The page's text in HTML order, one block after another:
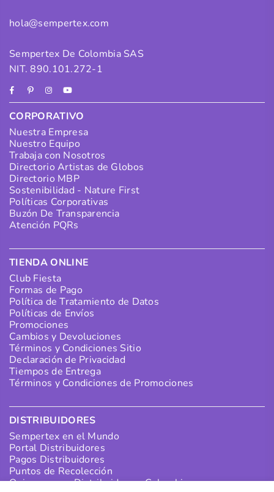
hola@sempertex.com
Sempertex De Colombia SAS
NIT. 890.101.272-1
FacebookPinterestInstagram
YouTube
CORPORATIVO
Nuestra Empresa
Nuestro Equipo
Trabaja con Nosotros
Directorio Artistas de Globos
Directorio MBP
Sostenibilidad - Nature First
Políticas Corporativas
Buzón De Transparencia
Atención PQRs
TIENDA ONLINE
Club Fiesta
Formas de Pago
Política de Tratamiento de Datos
Políticas de Envíos
Promociones
Cambios y Devoluciones
Términos y Condiciones Sitio
Declaración de Privacidad
Tiempos de Entrega
Términos y Condiciones de Promociones
DISTRIBUIDORES
Sempertex en el Mundo
Portal Distribuidores
Pagos Distribuidores
Puntos de Recolección
Quiero ser un Distribuidor en Colombia